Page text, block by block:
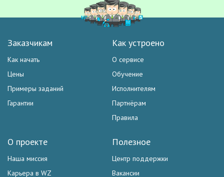
Заказчикам
Как начать
Цены
Примеры заданий
Гарантии
Как устроено
О сервисе
Обучение
Исполнителям
Партнёрам
Правила
Полезное
Центр поддержки
Вакансии
О проекте
Наша миссия
Карьера в WZ